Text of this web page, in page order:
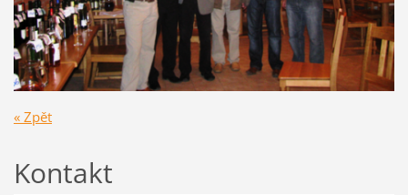
« Zpět
Kontakt